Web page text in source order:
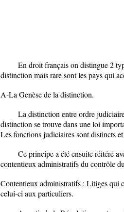
En droit français on distingue 2
distinction mais rare sont les pays qui
A-La Genèse de la distinction.
La distinction entre ordre
distinction se trouve dans une loi
Les fonctions judiciaires sont distincts
Ce principe a été ensuite réitéré
contentieux administratifs du contrôle
Contentieux administratifs : Litiges qui
celui-ci aux particuliers.